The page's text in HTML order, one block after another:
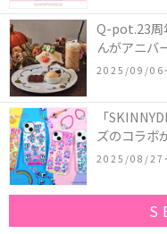
Q-pot.23周
んがアニバ
ーキアクセ
「かぼち
2025/09/06
「
ズのコラボ
作コレクシ
2025/08/27